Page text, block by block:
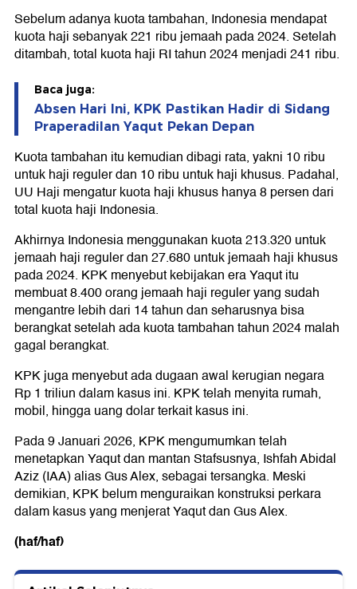
Sebelum adanya kuota tambahan, Indonesia mendapat
kuota haji sebanyak 221 ribu jemaah pada 2024. Setelah
ditambah, total kuota haji RI tahun 2024 menjadi 241 ribu.
Baca juga:
Absen Hari Ini, KPK Pastikan Hadir di Sidang
Praperadilan Yaqut Pekan Depan
Kuota tambahan itu kemudian dibagi rata, yakni 10 ribu
untuk haji reguler dan 10 ribu untuk haji khusus. Padahal,
UU Haji mengatur kuota haji khusus hanya 8 persen dari
total kuota haji Indonesia.
Akhirnya Indonesia menggunakan kuota 213.320 untuk
jemaah haji reguler dan 27.680 untuk jemaah haji khusus
pada 2024. KPK menyebut kebijakan era Yaqut itu
membuat 8.400 orang jemaah haji reguler yang sudah
mengantre lebih dari 14 tahun dan seharusnya bisa
berangkat setelah ada kuota tambahan tahun 2024 malah
gagal berangkat.
KPK juga menyebut ada dugaan awal kerugian negara
Rp 1 triliun dalam kasus ini. KPK telah menyita rumah,
mobil, hingga uang dolar terkait kasus ini.
Pada 9 Januari 2026, KPK mengumumkan telah
menetapkan Yaqut dan mantan Stafsusnya, Ishfah Abidal
Aziz (IAA) alias Gus Alex, sebagai tersangka. Meski
demikian, KPK belum menguraikan konstruksi perkara
dalam kasus yang menjerat Yaqut dan Gus Alex.
(haf/haf)